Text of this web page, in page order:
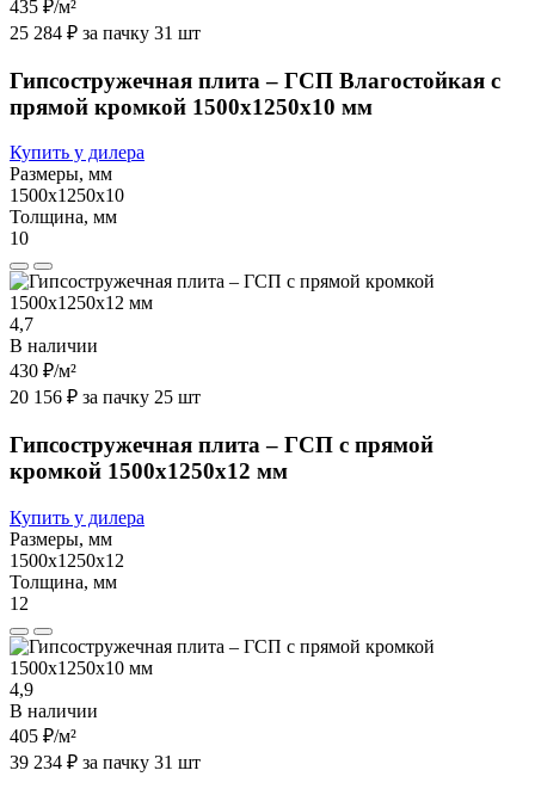
435 ₽/м²
25 284 ₽ за пачку 31 шт
Гипсостружечная плита – ГСП Влагостойкая с
прямой кромкой 1500х1250х10 мм
Купить у дилера
Размеры, мм
1500х1250х10
Толщина, мм
10
4,7
В наличии
430 ₽/м²
20 156 ₽ за пачку 25 шт
Гипсостружечная плита – ГСП с прямой
кромкой 1500х1250х12 мм
Купить у дилера
Размеры, мм
1500х1250х12
Толщина, мм
12
4,9
В наличии
405 ₽/м²
39 234 ₽ за пачку 31 шт